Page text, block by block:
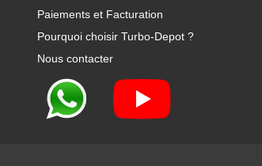
Paiements et Facturation
Pourquoi choisir Turbo-Depot ?
Nous contacter